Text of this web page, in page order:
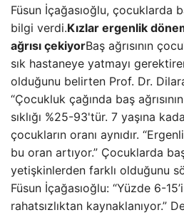
Füsun İçağasıoğlu, çocuklarda
bilgi verdi.Kızlar ergenlik
ağrısı çekiyorBaş ağrısının
sık hastaneye yatmayı
olduğunu belirten Prof. Dr.
“Çocukluk çağında baş
sıklığı %25-93'tür. 7 yaşına
çocukların oranı aynıdır.
bu oran artıyor.” Çocuklarda
yetişkinlerden farklı olduğunu
Füsun İçağasıoğlu: “Yüzde 6-
rahatsızlıktan kaynaklanıyor.”